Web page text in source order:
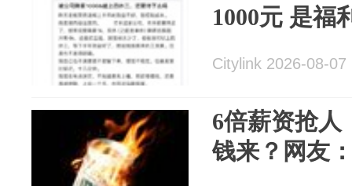
1000元 是福
Citylink 2026-08-07
6倍薪资抢人
钱来？网友